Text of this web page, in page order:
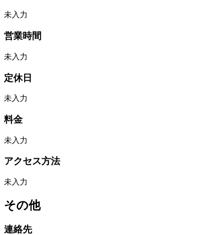
未入力
営業時間
未入力
定休日
未入力
料金
未入力
アクセス方法
未入力
その他
連絡先